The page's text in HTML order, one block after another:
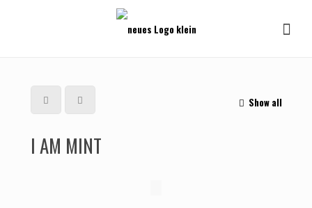
Show all
I AM MINT